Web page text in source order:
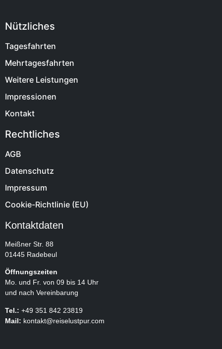
Nützliches
Tagesfahrten
Mehrtagesfahrten
Weitere Leistungen
Impressionen
Kontakt
Rechtliches
AGB
Datenschutz
Impressum
Cookie-Richtlinie (EU)
Kontaktdaten
Meißner Str. 88
01445 Radebeul
Öffnungszeiten
Mo. und Fr. von 09 bis 14 Uhr
und nach Vereinbarung
Tel.: +49 351 842 23819
Mail: kontakt@reiselustpur.com